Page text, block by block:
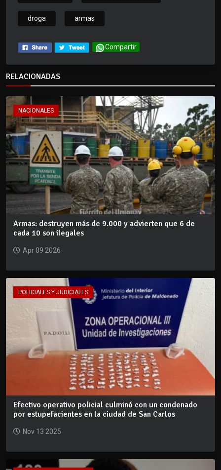
droga armas
Compartir
RELACIONADAS
NACIONALES
Armas: destruyen más de 9.000 y advierten que 6 de
cada 10 son ilegales
Apr 09 2026
POLICIALES Y JUDICIALES
Efectivo operativo policial culminó con un condenado
por estupefacientes en la ciudad de San Carlos
Nov 13 2025